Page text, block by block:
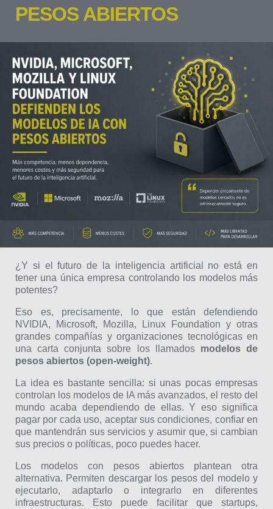
PESOS ABIERTOS
¿Y si el futuro de la inteligencia artificial no está en
tener una única empresa controlando los modelos más
potentes?
Eso es, precisamente, lo que están defendiendo
NVIDIA, Microsoft, Mozilla, Linux Foundation y otras
grandes compañías y organizaciones tecnológicas en
una carta conjunta sobre los llamados modelos de
pesos abiertos (open-weight).
La idea es bastante sencilla: si unas pocas empresas
controlan los modelos de IA más avanzados, el resto del
mundo acaba dependiendo de ellas. Y eso significa
pagar por cada uso, aceptar sus condiciones, confiar en
que mantendrán sus servicios y asumir que, si cambian
sus precios o políticas, poco puedes hacer.
Los modelos con pesos abiertos plantean otra
alternativa. Permiten descargar los pesos del modelo y
ejecutarlo, adaptarlo o integrarlo en diferentes
infraestructuras. Esto puede facilitar que startups,